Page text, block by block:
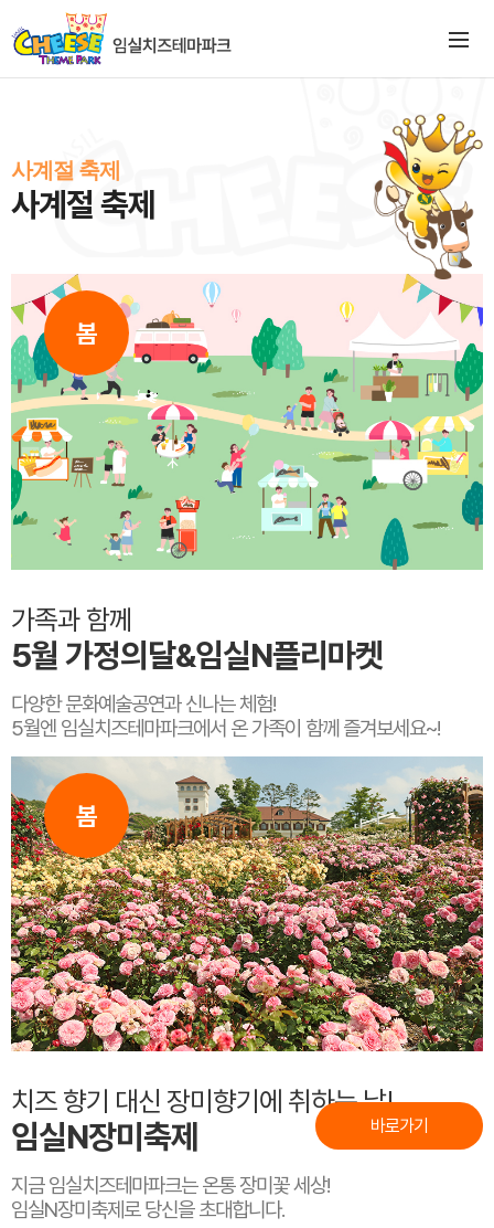
사계절 축제
사계절 축제
봄
가족과 함께
5월 가정의달&임실N플리마켓
다양한 문화예술공연과 신나는 체험!
5월엔 임실치즈테마파크에서 온 가족이 함께 즐겨보세요~!
봄
치즈 향기 대신 장미향기에 취하는 날!
임실N장미축제
지금 임실치즈테마파크는 온통 장미꽃 세상!
임실N장미축제로 당신을 초대합니다.
바로가기